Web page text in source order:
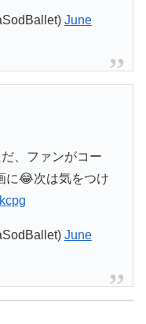
June
、ファンがコー
に😂次は気をつけ
June